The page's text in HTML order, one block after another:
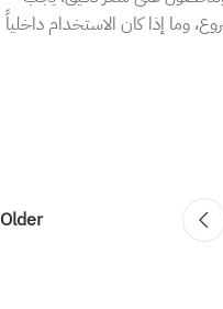
وما إذا كان الاستخدام داخلياً
Older